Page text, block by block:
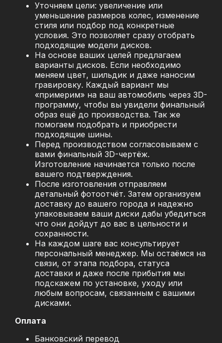
Уточняем цели: увеличение или
уменьшение размеров колес, изменение
стиля или подбор под конкретные
условия. Это позволяет сразу отобрать
подходящие модели дисков.
На основе ваших целей предлагаем
варианты дисков. Если необходимо
меняем цвет, шильдик и даже наносим
гравировку. Каждый вариант мы
«примерим» на ваш автомобиль через 3D-
программу, чтобы вы увидели финальный
образ ещё до производства. Так же
помогаем подобрать и приобрести
подходящие шины.
Перед производством согласовываем с
вами финальный 3D-чертёж.
Изготовление начинается только после
вашего подтверждения.
После изготовления отправляем
детальный фотоотчёт. Затем организуем
доставку до вашего города и надежно
упаковываем ваши диски дабы убедиться
что они дойдут до вас в цельности и
сохранности.
На каждом шаге вас консультирует
персональный менеджер. Мы остаёмся на
связи, от этапа подбора, статуса
доставки и даже после прибытия мы
подскажем по установке, уходу или
любым вопросам, связанным с вашими
дисками.
Оплата
Банковский перевод